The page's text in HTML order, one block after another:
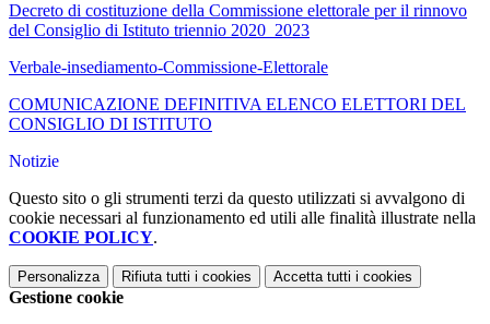
Decreto di costituzione della Commissione elettorale per il rinnovo
del Consiglio di Istituto triennio 2020_2023
Verbale-insediamento-Commissione-Elettorale
COMUNICAZIONE DEFINITIVA ELENCO ELETTORI DEL
CONSIGLIO DI ISTITUTO
Notizie
Questo sito o gli strumenti terzi da questo utilizzati si avvalgono di
cookie necessari al funzionamento ed utili alle finalità illustrate nella
COOKIE POLICY.
Personalizza Rifiuta tutti i cookies Accetta tutti i cookies
Gestione cookie